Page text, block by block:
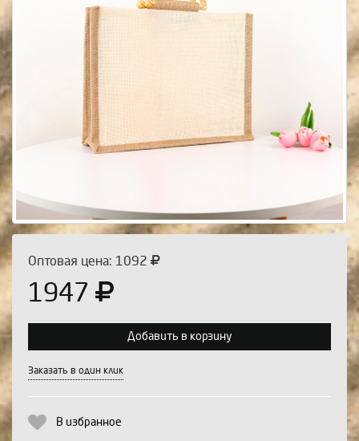
Оптовая цена: 1092
1947
Добавить в корзину
Заказать в один клик
В избранное